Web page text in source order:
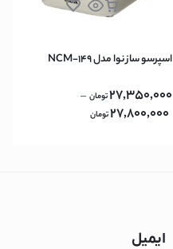
اسپرسو ساز نوا مدل NCM-149
27,350,000تومان –
27,800,000تومان
ایمیل